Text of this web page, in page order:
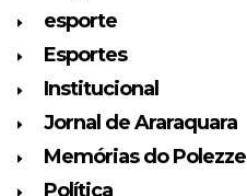
esporte
Esportes
Institucional
Jornal de Araraquara
Memórias do Polezze
Política